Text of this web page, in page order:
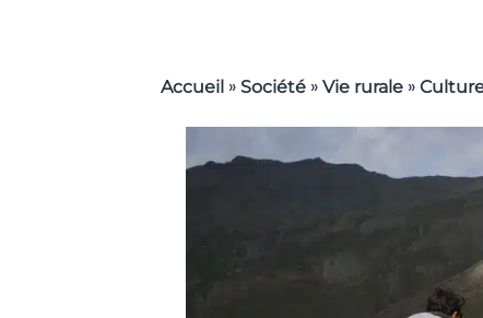
Accueil » Société » Vie rurale »